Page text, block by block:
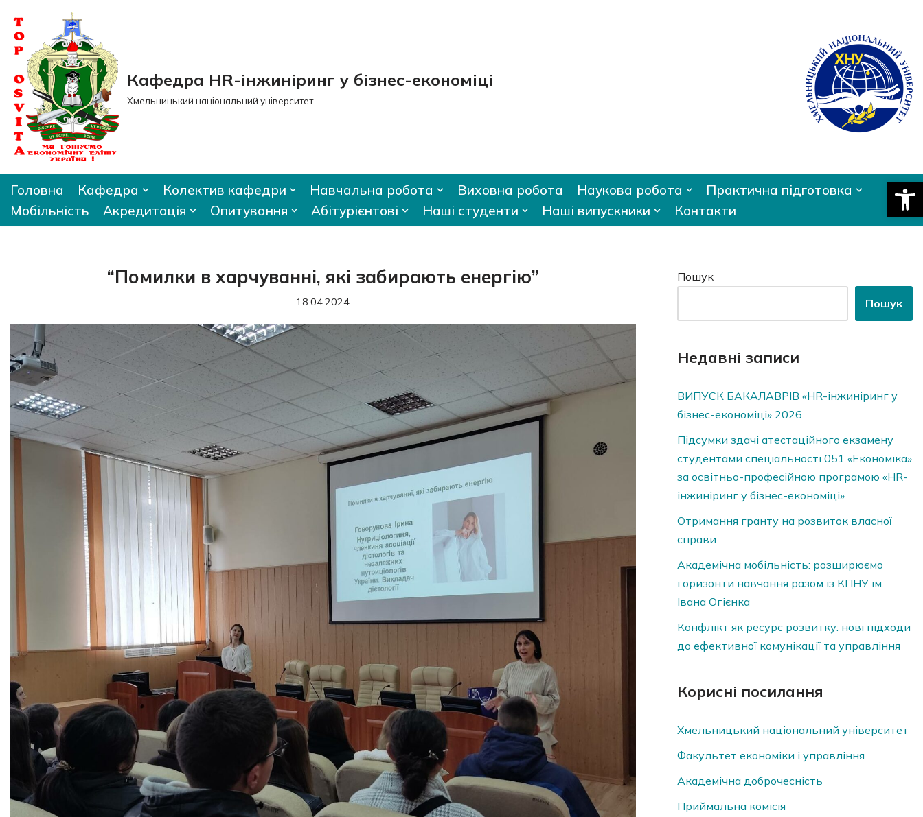
Перейти
до
вмісту
Кафедра HR-інжиніринг у бізнес-економіці
Хмельницький національний університет
Головна Кафедра Колектив кафедри Навчальна робота Виховна робота Наукова робота
Практична підготовка
Мобільність
Акредитація Опитування Абітурієнтові Наші студенти Наші випускники Контакти
“Помилки в харчуванні, які забирають енергію”
18.04.2024
Пошук
Пошук
Недавні записи
ВИПУСК БАКАЛАВРІВ «HR-інжиніринг у
бізнес-економіці» 2026
Підсумки здачі атестаційного екзамену
студентами спеціальності 051 «Економіка»
за освітньо-професійною програмою «HR-
інжиніринг у бізнес-економіці»
Отримання гранту на розвиток власної
справи
Академічна мобільність: розширюємо
горизонти навчання разом із КПНУ ім.
Івана Огієнка
Конфлікт як ресурс розвитку: нові підходи
до ефективної комунікації та управління
Корисні посилання
Хмельницький національний університет
Факультет економіки і управління
Академічна доброчесність
Приймальна комісія